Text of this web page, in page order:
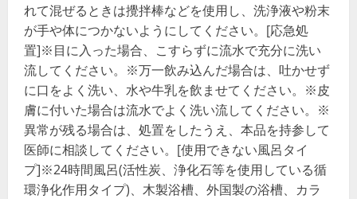
れて混ぜるときは攪拌棒などを使用し、洗浄液や粉末
が手や体につかないようにしてください。[応急処
置]※目に入った場合、こすらずに流水で充分に洗い
流してください。※万一飲み込んだ場合は、吐かせず
に口をよく洗い、水や牛乳を飲ませてください。※皮
膚に付いた場合は流水でよく洗い流してください。※
異常が残る場合は、処置をしたうえ、本品を持参して
医師に相談してください。[使用できない風呂タイ
プ]※24時間風呂(活性炭、浄化石等を使用している循
環浄化作用タイプ)、木製浴槽、外国製の浴槽、カラ